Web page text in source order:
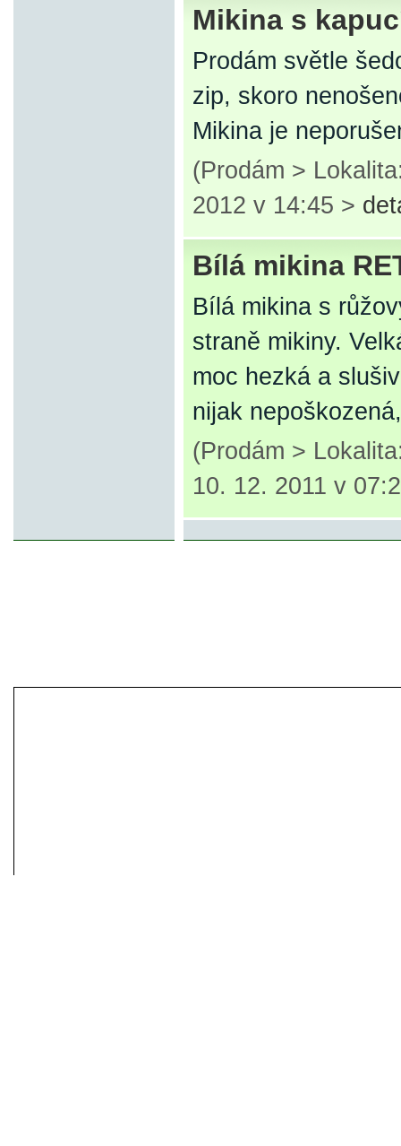
Mikina s
Prodám světle
zip, skoro
Mikina je
(Prodám >
2012 v 14:45 >
Bílá mikina
Bílá mikina s
straně mikiny.
moc hezká a
nijak
(Prodám >
10. 12. 2011 v